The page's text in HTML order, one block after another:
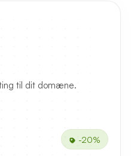
til dit domæne.
-20%